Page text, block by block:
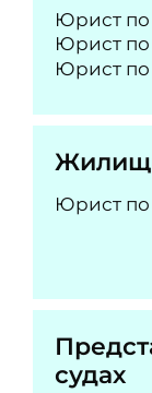
Юрист по
Юрист
Юрист по
Юрист
судах